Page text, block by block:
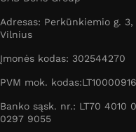
Adresas: Perkūnkiemio g. 3,
Vilnius
Įmonės kodas: 302544270
PVM mok.
Banko sąsk. nr.: LT70 4010
0297 9055